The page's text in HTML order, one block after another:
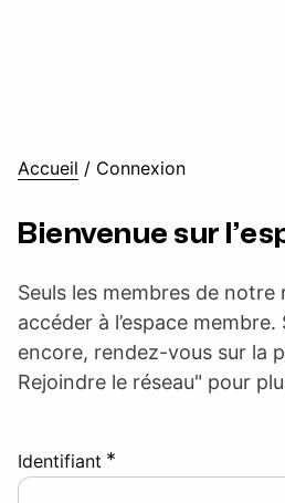
Accueil / Connexion
Bienvenue sur
Seuls les membres de notre
accéder à l’espace membre.
encore, rendez-vous sur la
Rejoindre le réseau" pour
Identifiant *